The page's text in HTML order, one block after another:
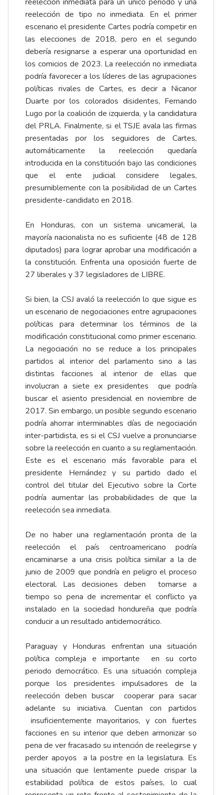
reelección de tipo no inmediata. En el primer
escenario el presidente Cartes podría competir en
las elecciones de 2018, pero en el segundo
debería resignarse a esperar una oportunidad en
los comicios de 2023. La reelección no inmediata
podría favorecer a los líderes de las agrupaciones
políticas rivales de Cartes, es decir a Nicanor
Duarte por los colorados disidentes, Fernando
Lugo por la coalición de izquierda, y la candidatura
del PRLA. Finalmente, si el TSJE avala las firmas
presentadas por los seguidores de Cartes,
automáticamente la reelección quedaría
introducida en la constitución bajo las condiciones
que el ente judicial considere legales,
presumiblemente con la posibilidad de un Cartes
presidente-candidato en 2018.
En Honduras, con un sistema unicameral, la
mayoría nacionalista no es suficiente (48 de 128
diputados) para lograr aprobar una modificación a
la constitución. Enfrenta una oposición fuerte de
27 liberales y 37 legisladores de LIBRE.
Si bien, la CSJ avaló la reelección lo que sigue es
un escenario de negociaciones entre agrupaciones
políticas para determinar los términos de la
modificación constitucional como primer escenario.
La negociación no se reduce a los principales
partidos al interior del parlamento sino a las
distintas facciones al interior de ellas que
involucran a siete ex presidentes que podría
buscar el asiento presidencial en noviembre de
2017. Sin embargo, un posible segundo escenario
podría ahorrar interminables días de negociación
inter-partidista, es si el CSJ vuelve a pronunciarse
sobre la reelección en cuanto a su reglamentación.
Este es el escenario más favorable para el
presidente Hernández y su partido dado el
control del titular del Ejecutivo sobre la Corte
podría aumentar las probabilidades de que la
reelección sea inmediata.
De no haber una reglamentación pronta de la
reelección el país centroamericano podría
encaminarse a una crisis política similar a la de
junio de 2009 que pondría en peligro el proceso
electoral. Las decisiones deben tomarse a
tiempo so pena de incrementar el conflicto ya
instalado en la sociedad hondureña que podría
conducir a un resultado antidemocrático.
Paraguay y Honduras enfrentan una situación
política compleja e importante en su corto
periodo democrático. Es una situación compleja
porque los presidentes impulsadores de la
reelección deben buscar cooperar para sacar
adelante su iniciativa. Cuentan con partidos
insuficientemente mayoritarios, y con fuertes
facciones en su interior que deben armonizar so
pena de ver fracasado su intención de reelegirse y
perder apoyos a la postre en la legislatura. Es
una situación que lentamente puede crispar la
estabilidad política de estos países, lo cual